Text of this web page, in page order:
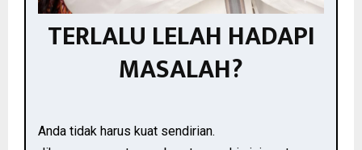
TERLALU LELAH HADAPI
MASALAH?
Anda tidak harus kuat sendirian.